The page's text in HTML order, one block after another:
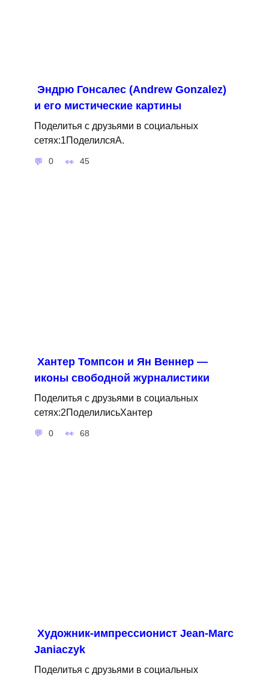
Эндрю Гонсалес (Andrew Gonzalez)
и его мистические картины
Поделитья с друзьями в социальных
сетях:1ПоделилсяA.
0 45
Хантер Томпсон и Ян Веннер —
иконы свободной журналистики
Поделитья с друзьями в социальных
сетях:2ПоделилисьХантер
0 68
Художник-импрессионист Jean-Marc
Janiaczyk
Поделитья с друзьями в социальных